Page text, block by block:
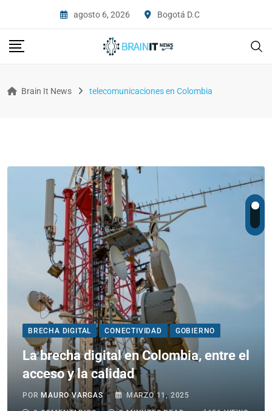
agosto 6, 2026 Bogotá D.C
Brain It News telecomunicaciones en Colombia
BRECHA DIGITAL CONECTIVIDAD GOBIERNO
La brecha digital en Colombia, entre el
acceso y la calidad
POR MAURO VARGAS MARZO 11, 2025